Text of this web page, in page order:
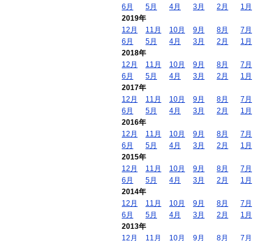
6月
5月 4月 3月 2月
1月
2019年
12月
11月 10月 9月 8月
7月
6月
5月 4月 3月 2月
1月
2018年
12月
11月 10月 9月 8月
7月
6月
5月 4月 3月 2月
1月
2017年
12月
11月 10月 9月 8月
7月
6月
5月 4月 3月 2月
1月
2016年
12月
11月 10月 9月 8月
7月
6月
5月 4月 3月 2月
1月
2015年
12月
11月 10月 9月 8月
7月
6月
5月 4月 3月 2月
1月
2014年
12月
11月 10月 9月 8月
7月
6月
5月 4月 3月 2月
1月
2013年
12月
11月 10月 9月 8月 7月